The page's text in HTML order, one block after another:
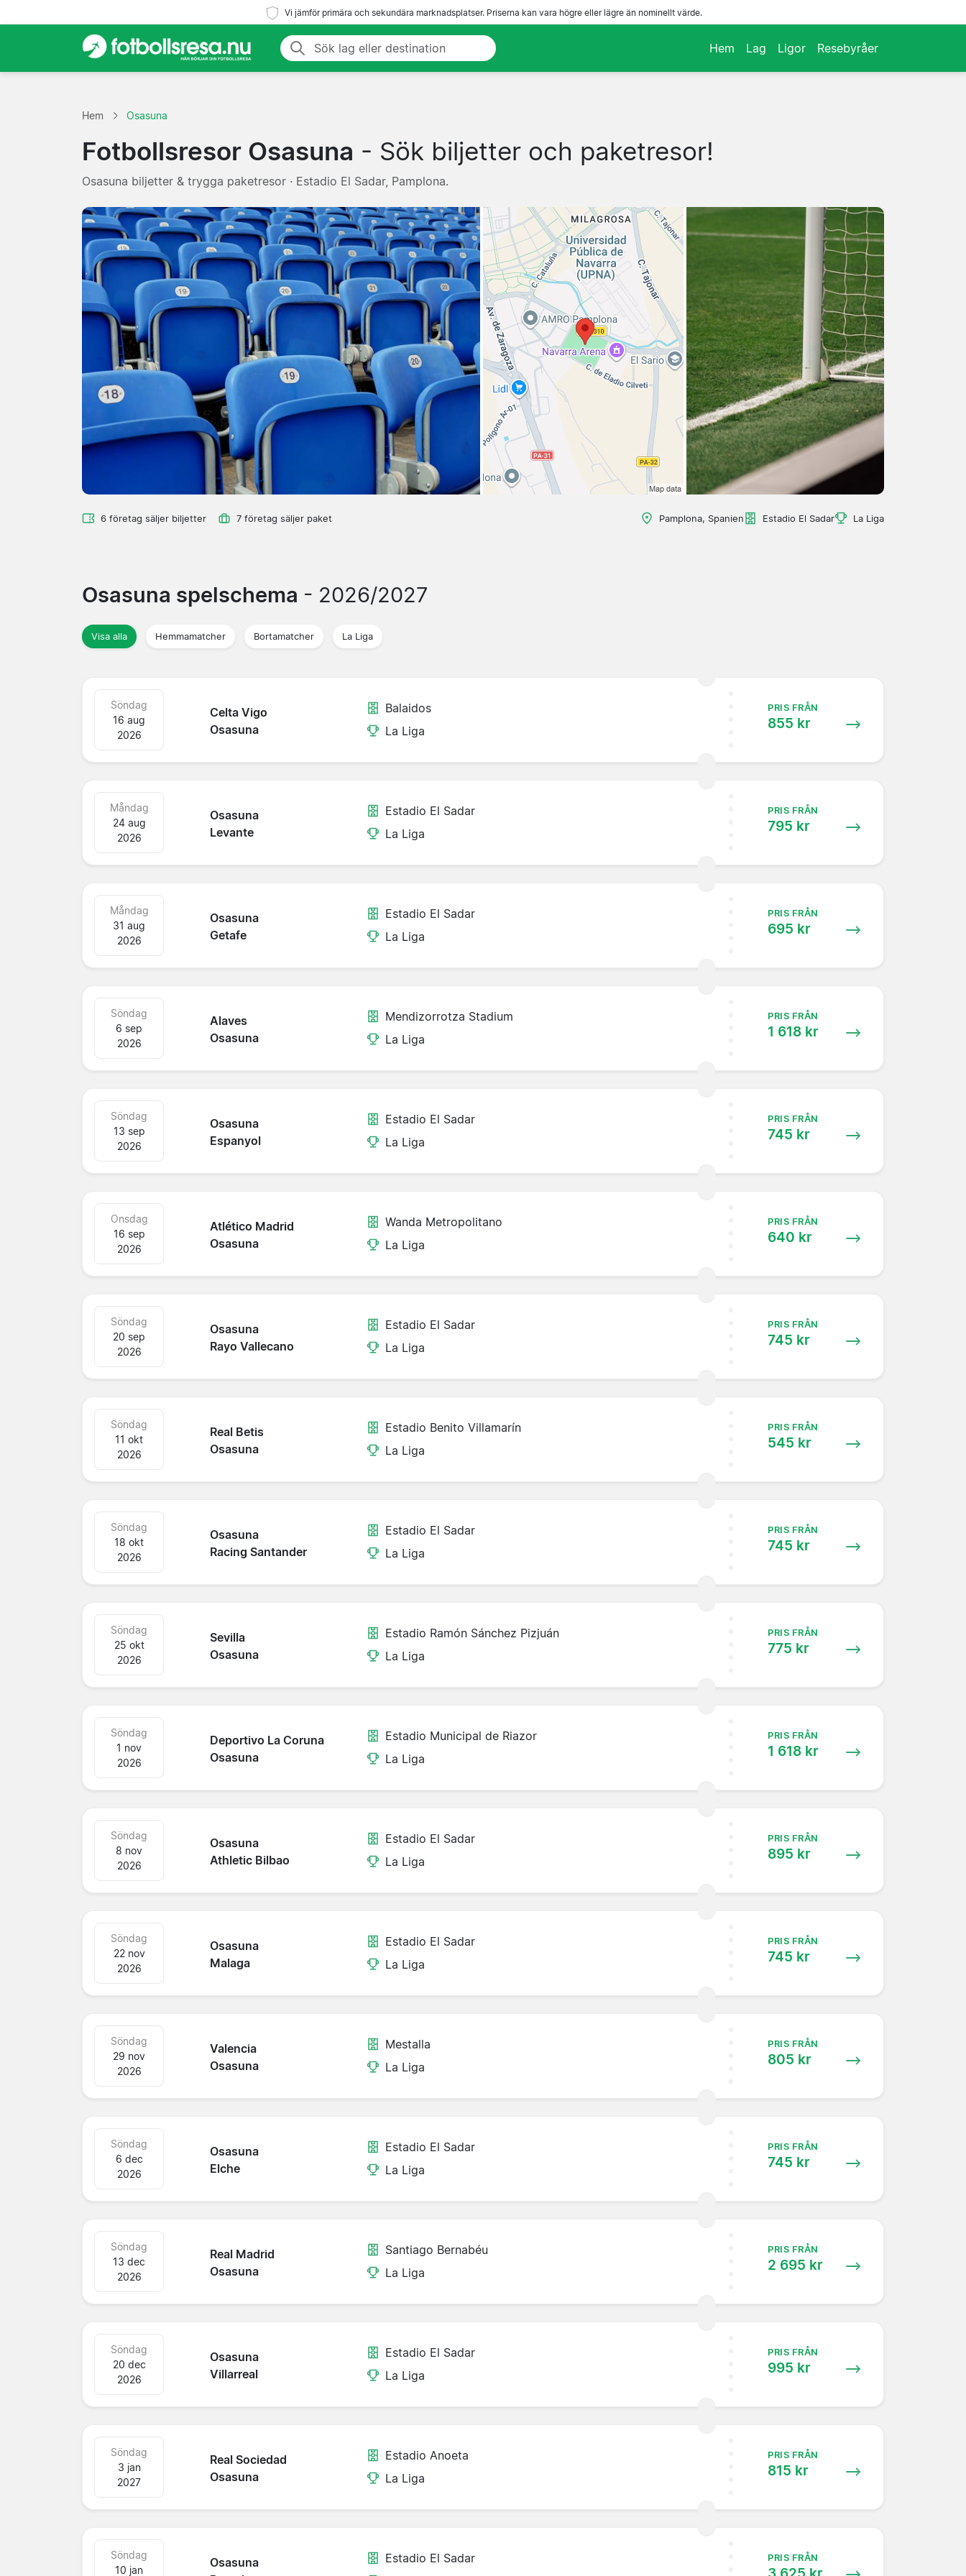
Vi jämför primära och sekundära marknadsplatser. Priserna kan vara högre eller lägre än nominellt värde.
Hem Lag Ligor Resebyråer
Hem Osasuna
Fotbollsresor Osasuna - Sök biljetter och paketresor!
Osasuna biljetter & trygga paketresor · Estadio El Sadar, Pamplona.
6 företag säljer biljetter 7 företag säljer paket Pamplona, Spanien Estadio El Sadar La Liga
Osasuna spelschema - 2026/2027
Visa alla Hemmamatcher Bortamatcher La Liga
Celta Vigo
Osasuna
Söndag
16 aug
2026
Balaidos
La Liga
PRIS FRÅN
855 kr
Osasuna
Levante
Måndag
24 aug
2026
Estadio El Sadar
La Liga
PRIS FRÅN
795 kr
Osasuna
Getafe
Måndag
31 aug
2026
Estadio El Sadar
La Liga
PRIS FRÅN
695 kr
Alaves
Osasuna
Söndag
6 sep
2026
Mendizorrotza Stadium
La Liga
PRIS FRÅN
1 618 kr
Osasuna
Espanyol
Söndag
13 sep
2026
Estadio El Sadar
La Liga
PRIS FRÅN
745 kr
Atlético Madrid
Osasuna
Onsdag
16 sep
2026
Wanda Metropolitano
La Liga
PRIS FRÅN
640 kr
Osasuna
Rayo Vallecano
Söndag
20 sep
2026
Estadio El Sadar
La Liga
PRIS FRÅN
745 kr
Real Betis
Osasuna
Söndag
11 okt
2026
Estadio Benito Villamarín
La Liga
PRIS FRÅN
545 kr
Osasuna
Racing Santander
Söndag
18 okt
2026
Estadio El Sadar
La Liga
PRIS FRÅN
745 kr
Sevilla
Osasuna
Söndag
25 okt
2026
Estadio Ramón Sánchez Pizjuán
La Liga
PRIS FRÅN
775 kr
Deportivo La Coruna
Osasuna
Söndag
1 nov
2026
Estadio Municipal de Riazor
La Liga
PRIS FRÅN
1 618 kr
Osasuna
Athletic Bilbao
Söndag
8 nov
2026
Estadio El Sadar
La Liga
PRIS FRÅN
895 kr
Osasuna
Malaga
Söndag
22 nov
2026
Estadio El Sadar
La Liga
PRIS FRÅN
745 kr
Valencia
Osasuna
Söndag
29 nov
2026
Mestalla
La Liga
PRIS FRÅN
805 kr
Osasuna
Elche
Söndag
6 dec
2026
Estadio El Sadar
La Liga
PRIS FRÅN
745 kr
Real Madrid
Osasuna
Söndag
13 dec
2026
Santiago Bernabéu
La Liga
PRIS FRÅN
2 695 kr
Osasuna
Villarreal
Söndag
20 dec
2026
Estadio El Sadar
La Liga
PRIS FRÅN
995 kr
Real Sociedad
Osasuna
Söndag
3 jan
2027
Estadio Anoeta
La Liga
PRIS FRÅN
815 kr
Osasuna
Söndag
10 jan
Estadio El Sadar
PRIS FRÅN